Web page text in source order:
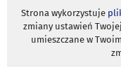
Strona wykorzystuje
zmiany ustawień
umieszczane w